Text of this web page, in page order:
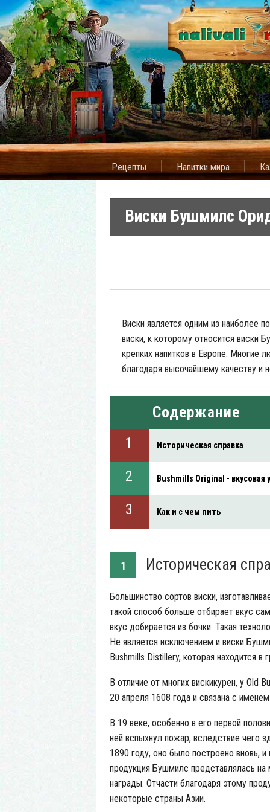
Рецепты Напитки мира
Виски Бушмилс
Виски является одним из наиболее
виски, к которому относится виски
крепких напитков в Европе. Многие
благодаря высочайшему качеству и
Содержание
Историческая справка
Bushmills Original - вкусовая
Как и с чем пить
1 Историческая
Большинство сортов виски,
такой способ больше отбирает вкус
вкус добирается из бочки. Такая
Не является исключением и виски
Bushmills Distillery, которая находится в
В отличие от многих вискикурен, у Old
20 апреля 1608 года и связана с
В 19 веке, особенно в его первой
ней вспыхнул пожар, вследствие чего
1890 году, оно было построено вновь,
продукция Бушмилс представлялась на
награды. Отчасти благодаря этому
некоторые страны Азии.